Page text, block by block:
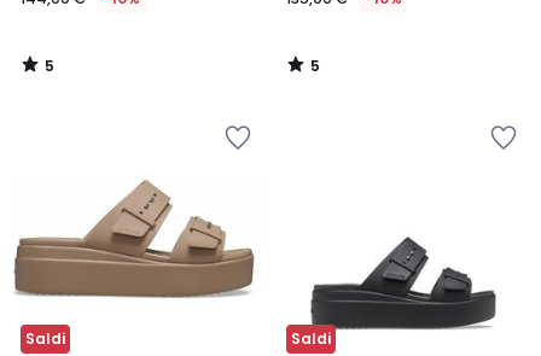
5
/
5
/
Saldi Saldi